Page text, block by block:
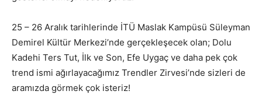
25 – 26 Aralık tarihlerinde İTÜ Maslak Kampüsü Süleyman
Demirel Kültür Merkezi’nde gerçekleşecek olan; Dolu
Kadehi Ters Tut, İlk ve Son, Efe Uygaç ve daha pek çok
trend ismi ağırlayacağımız Trendler Zirvesi’nde sizleri de
aramızda görmek çok isteriz!